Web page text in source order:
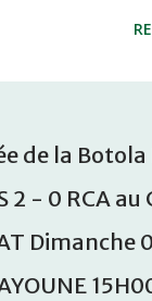
de la
- 0 RCA au
Dimanche